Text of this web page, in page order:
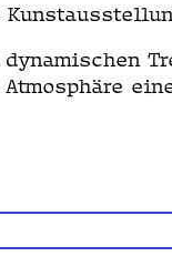
dynamis­chen